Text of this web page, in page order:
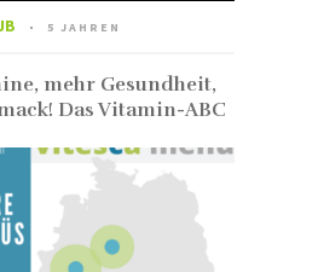
5 JAHREN
mehr Gesundheit,
Das Vitamin-ABC